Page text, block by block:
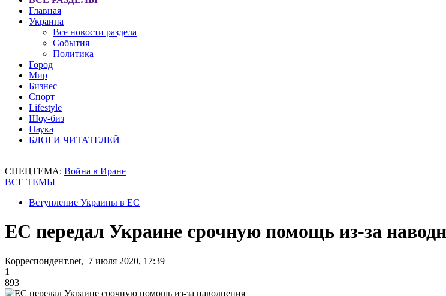
Главная
Украина
Все новости раздела
События
Политика
Город
Мир
Бизнес
Спорт
Lifestyle
Шоу-биз
Наука
БЛОГИ ЧИТАТЕЛЕЙ
СПЕЦТЕМА: Война в Иране
ВСЕ ТЕМЫ
Вступление Украины в ЕС
ЕС передал Украине срочную помощь из-за
Корреспондент.net, 7 июля 2020, 17:39
1
893